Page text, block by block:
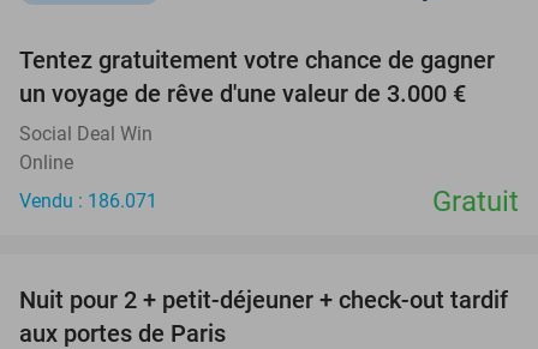
Tentez gratuitement votre chance de gagner
un voyage de rêve d'une valeur de 3.000 €
Social Deal Win
Online
Vendu : 186.071
Gratuit
43%
Nuit pour 2 + petit-déjeuner + check-out tardif
aux portes de Paris